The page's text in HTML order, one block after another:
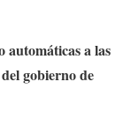
automáticas a las
gobierno de